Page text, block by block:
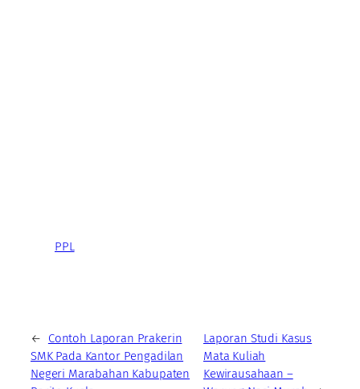
PPL
←
Contoh Laporan Prakerin
SMK Pada Kantor Pengadilan
Negeri Marabahan Kabupaten
Laporan Studi Kasus
Mata Kuliah
Kewirausahaan –